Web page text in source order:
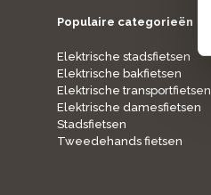
Populaire categorieën
Elektrische stadsfietsen
Elektrische bakfietsen
Elektrische transportfietsen
Elektrische damesfietsen
Stadsfietsen
Tweedehands fietsen